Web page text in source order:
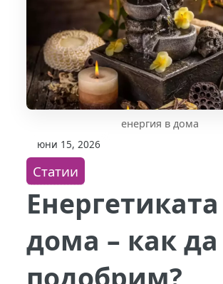
енергия в дома
юни 15, 2026
Статии
дома – как да